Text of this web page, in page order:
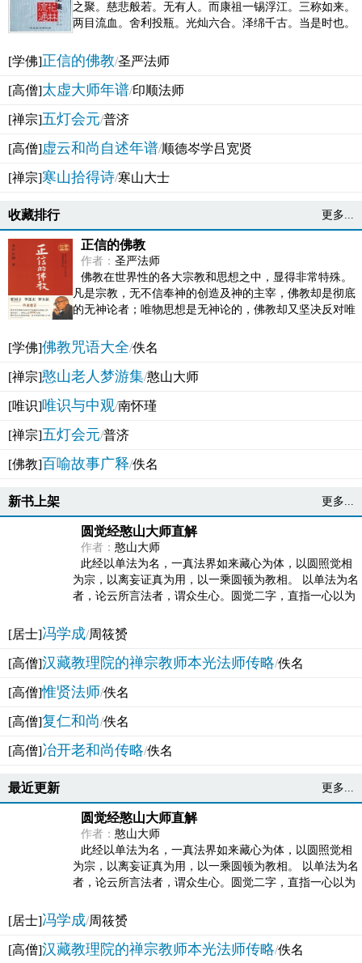
之聚。慈悲般若。无有人。而康祖一锡浮江。三称如来。
两目流血。舍利投瓶。光灿六合。泽绵千古。当是时也。
[学佛]正信的佛教/圣严法师
[高僧]太虚大师年谱/印顺法师
[禅宗]五灯会元/普济
[高僧]虚云和尚自述年谱/顺德岑学吕宽贤
[禅宗]寒山拾得诗/寒山大士
收藏排行 更多...
正信的佛教
作者： 圣严法师
佛教在世界性的各大宗教和思想之中，显得非常特殊。
凡是宗教，无不信奉神的创造及神的主宰，佛教却是彻底
的无神论者；唯物思想是无神论的，佛教却又坚决反对唯
[学佛]佛教咒语大全/佚名
[禅宗]憨山老人梦游集/憨山大师
[唯识]唯识与中观/南怀瑾
[禅宗]五灯会元/普济
[佛教]百喻故事广释/佚名
新书上架 更多...
圆觉经憨山大师直解
作者： 憨山大师
此经以单法为名，一真法界如来藏心为体，以圆照觉相
为宗，以离妄证真为用，以一乘圆顿为教相。 以单法为名
者，论云所言法者，谓众生心。圆觉二字，直指一心以为
[居士]冯学成/周筱赟
[高僧]汉藏教理院的禅宗教师本光法师传略/佚名
[高僧]惟贤法师/佚名
[高僧]复仁和尚/佚名
[高僧]冶开老和尚传略/佚名
最近更新 更多...
圆觉经憨山大师直解
作者： 憨山大师
此经以单法为名，一真法界如来藏心为体，以圆照觉相
为宗，以离妄证真为用，以一乘圆顿为教相。 以单法为名
者，论云所言法者，谓众生心。圆觉二字，直指一心以为
[居士]冯学成/周筱赟
[高僧]汉藏教理院的禅宗教师本光法师传略/佚名